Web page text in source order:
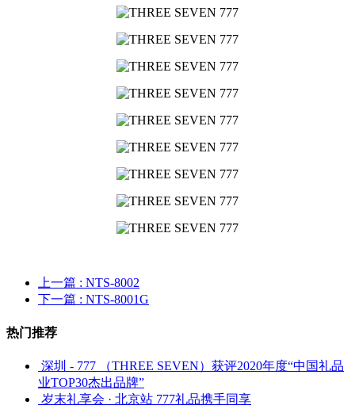
上一篇 : NTS-8002
下一篇 : NTS-8001G
热门推荐
深圳 - 777 （THREE SEVEN）获评2020年度“中国礼品
业TOP30杰出品牌”
岁末礼享会 · 北京站 777礼品携手同享